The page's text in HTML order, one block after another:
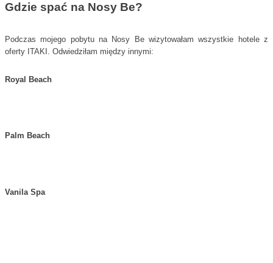
Gdzie spać na Nosy Be?
Podczas mojego pobytu na Nosy Be wizytowałam wszystkie hotele z
oferty ITAKI. Odwiedziłam między innymi:
Royal Beach
Palm Beach
Vanila Spa